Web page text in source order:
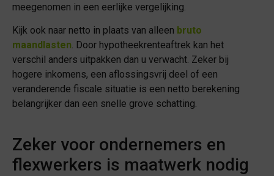
meegenomen in een eerlijke vergelijking.
Kijk ook naar netto in plaats van alleen bruto
maandlasten. Door hypotheekrenteaftrek kan het
verschil anders uitpakken dan u verwacht. Zeker bij
hogere inkomens, een aflossingsvrij deel of een
veranderende fiscale situatie is een netto berekening
belangrijker dan een snelle grove schatting.
Zeker voor ondernemers en
flexwerkers is maatwerk nodig